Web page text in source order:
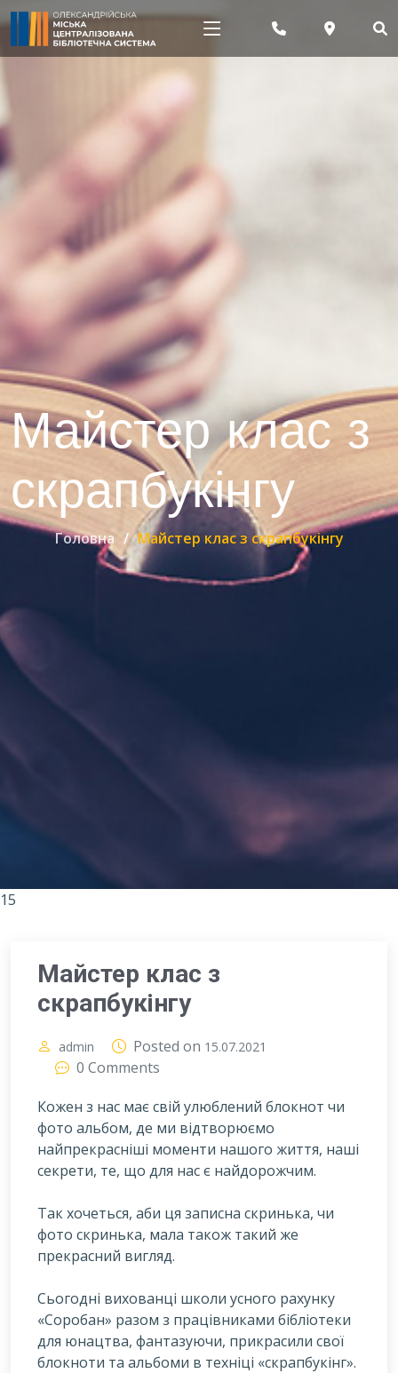
Майстер клас з
скрапбукінгу
Головна Майстер клас з скрапбукінгу
15
Майстер клас з
скрапбукінгу
admin Posted on 15.07.2021
0 Comments
Кожен з нас має свій улюблений блокнот чи
фото альбом, де ми відтворюємо
найпрекрасніші моменти нашого життя, наші
секрети, те, що для нас є найдорожчим.
Так хочеться, аби ця записна скринька, чи
фото скринька, мала також такий же
прекрасний вигляд.
Сьогодні вихованці школи усного рахунку
«Соробан» разом з працівниками бібліотеки
для юнацтва, фантазуючи, прикрасили свої
блокноти та альбоми в техніці «скрапбукінг».